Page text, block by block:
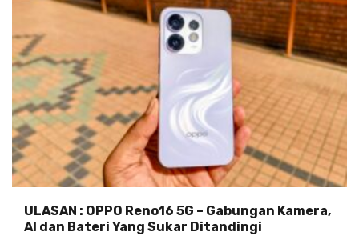
ULASAN : OPPO Reno16 5G – Gabungan Kamera,
AI dan Bateri Yang Sukar Ditandingi